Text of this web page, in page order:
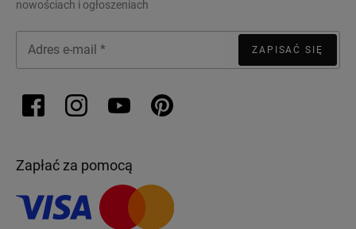
nowościach i ogłoszeniach
ZAPISAĆ SIĘ
Zapłać za pomocą